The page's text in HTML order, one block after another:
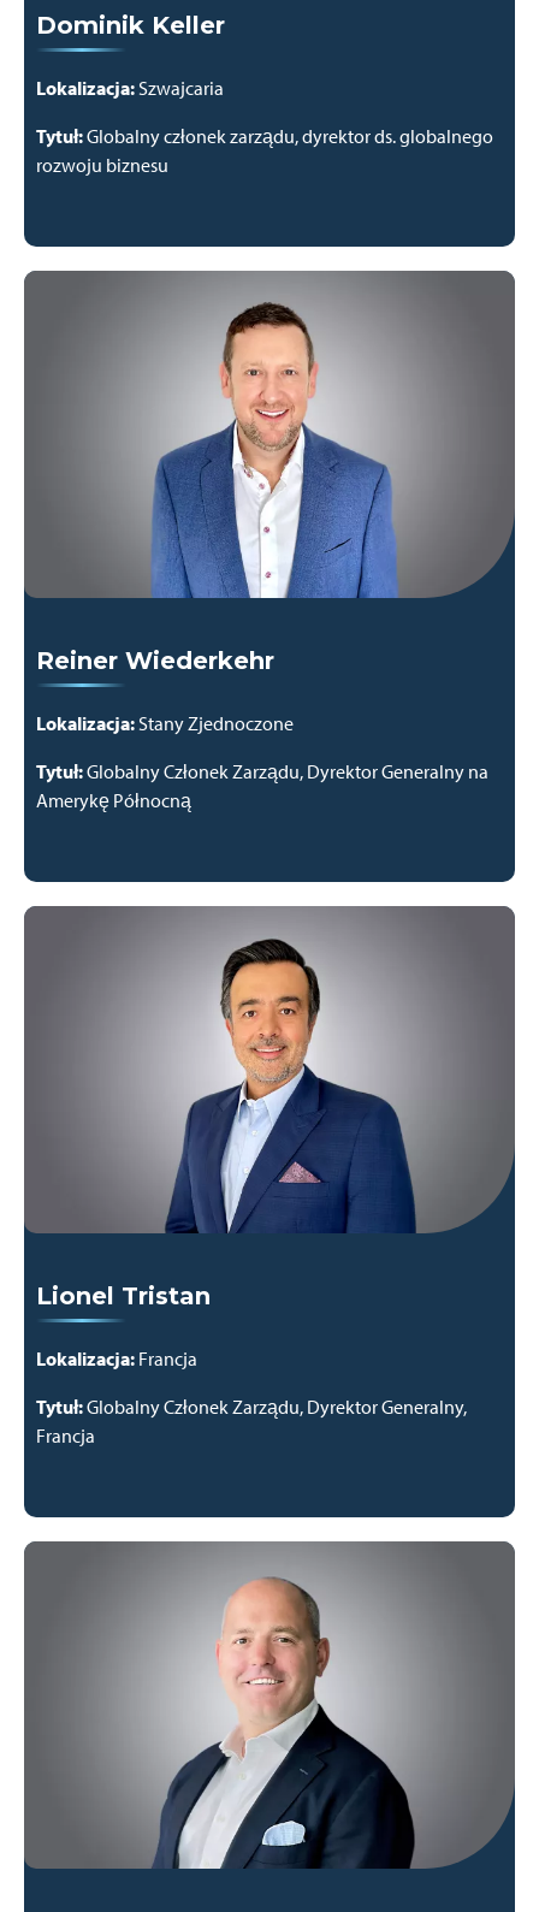
Dominik Keller
Lokalizacja:Szwajcaria
Tytuł:Globalny członek zarządu, dyrektor ds. globalnego
rozwoju biznesu
Reiner Wiederkehr
Lokalizacja:Stany Zjednoczone
Tytuł:Globalny Członek Zarządu, Dyrektor Generalny na
Amerykę Północną
Lionel Tristan
Lokalizacja: Francja
Tytuł:Globalny Członek Zarządu, Dyrektor Generalny,
Francja